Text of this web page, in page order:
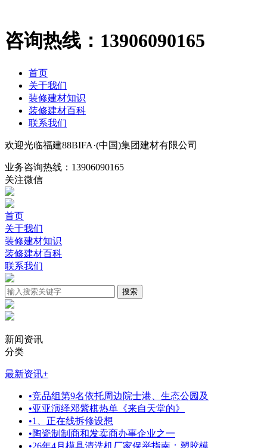
咨询热线： 13906090165
首页
关于我们
装修建材知识
装修建材百科
联系我们
欢迎光临福建88BIFA·(中国)集团建材有限公司
业务咨询热线： 13906090165
关注微信
首页
关于我们
装修建材知识
装修建材百科
联系我们
新闻资讯
分类
最新资讯+
•竞品组第9名依托周边院士港、生态公园及
•亚亚演绎邓紫棋热单《来自天堂的》
•1、正在线拆修设想
•陶瓷制制商和发卖商办事企业之一
•26年4月模具清洗机厂家保举指南：塑胶模